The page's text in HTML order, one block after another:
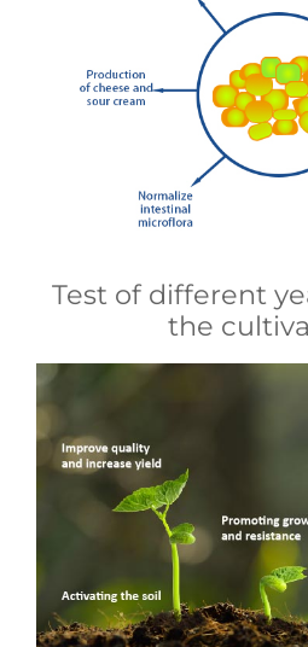
Test of different
the